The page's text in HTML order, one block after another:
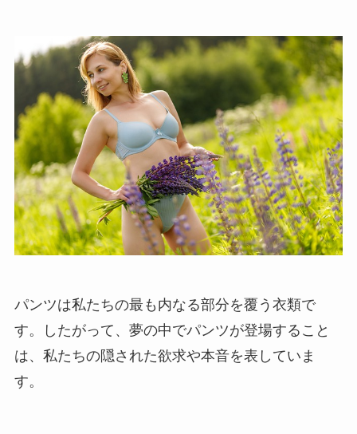
パンツは私たちの最も内なる部分を覆う衣類で
す。したがって、夢の中でパンツが登場すること
は、私たちの隠された欲求や本音を表していま
す。